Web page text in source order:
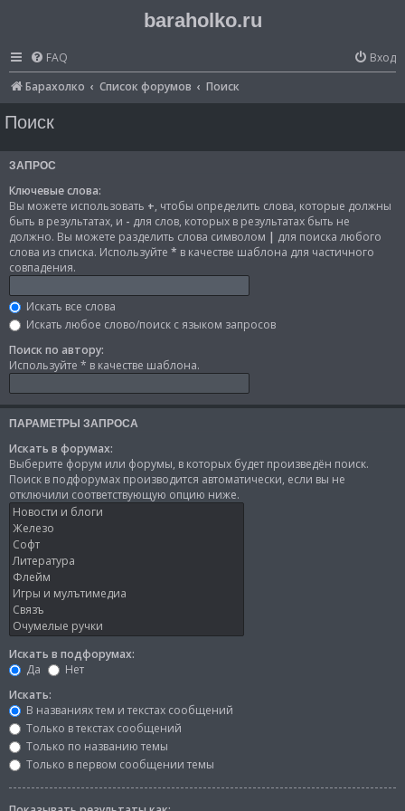
baraholko.ru
FAQ
Вход
Барахолко
Список форумов Поиск
Поиск
ЗАПРОС
Ключевые слова:
Вы можете использовать +, чтобы определить слова, которые должны
быть в результатах, и - для слов, которых в результатах быть не
должно. Вы можете разделить слова символом | для поиска любого
слова из списка. Используйте * в качестве шаблона для частичного
совпадения.
Искать все слова
Искать любое слово/поиск с языком запросов
Поиск по автору:
Используйте * в качестве шаблона.
ПАРАМЕТРЫ ЗАПРОСА
Искать в форумах:
Выберите форум или форумы, в которых будет произведён поиск.
Поиск в подфорумах производится автоматически, если вы не
отключили соответствующую опцию ниже.
Искать в подфорумах:
Да
Нет
Искать:
В названиях тем и текстах сообщений
Только в текстах сообщений
Только по названию темы
Только в первом сообщении темы